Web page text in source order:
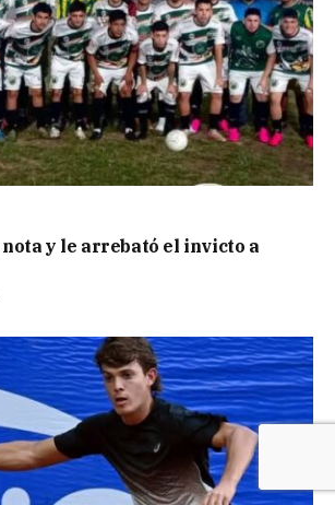
y le arrebató el invicto a